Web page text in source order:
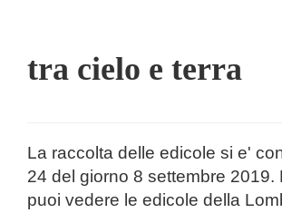
tra cielo e terra
La raccolta delle edicole si e'
24 del giorno 8 settembre 2019.
puoi vedere le edicole della